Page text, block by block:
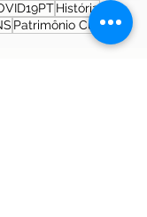
História
Patrimônio Cultural